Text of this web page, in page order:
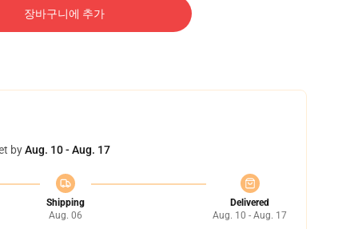
장바구니에 추가
byAug. 10 - Aug. 17
Shipping
Aug. 06
Delivered
Aug. 10 - Aug. 17